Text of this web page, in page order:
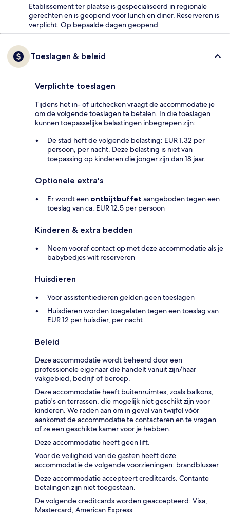
Etablissement ter plaatse is gespecialiseerd in regionale
gerechten en is geopend voor lunch en diner. Reserveren is
verplicht. Op bepaalde dagen geopend.
Toeslagen & beleid
Verplichte toeslagen
Tijdens het in- of uitchecken vraagt de accommodatie je
om de volgende toeslagen te betalen. In die toeslagen
kunnen toepasselijke belastingen inbegrepen zijn:
De stad heft de volgende belasting: EUR 1.32 per
persoon, per nacht. Deze belasting is niet van
toepassing op kinderen die jonger zijn dan 18 jaar.
Optionele extra's
Er wordt een ontbijtbuffet aangeboden tegen een
toeslag van ca. EUR 12.5 per persoon
Kinderen & extra bedden
Neem vooraf contact op met deze accommodatie als je
babybedjes wilt reserveren
Huisdieren
Voor assistentiedieren gelden geen toeslagen
Huisdieren worden toegelaten tegen een toeslag van
EUR 12 per huisdier, per nacht
Beleid
Deze accommodatie wordt beheerd door een
professionele eigenaar die handelt vanuit zijn/haar
vakgebied, bedrijf of beroep.
Deze accommodatie heeft buitenruimtes, zoals balkons,
patio's en terrassen, die mogelijk niet geschikt zijn voor
kinderen. We raden aan om in geval van twijfel vóór
aankomst de accommodatie te contacteren en te vragen
of ze een geschikte kamer voor je hebben.
Deze accommodatie heeft geen lift.
Voor de veiligheid van de gasten heeft deze
accommodatie de volgende voorzieningen: brandblusser.
Deze accommodatie accepteert creditcards. Contante
betalingen zijn niet toegestaan.
De volgende creditcards worden geaccepteerd: Visa,
Mastercard, American Express